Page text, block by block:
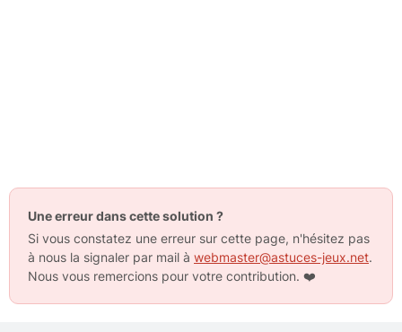
Une erreur dans cette solution ?
Si vous constatez une erreur sur cette page, n'hésitez pas
à nous la signaler par mail à webmaster@astuces-jeux.net.
Nous vous remercions pour votre contribution. ❤️